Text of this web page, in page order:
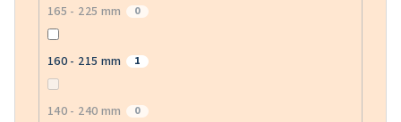
165 - 225 mm 0
160 - 215 mm 1
140 - 240 mm 0